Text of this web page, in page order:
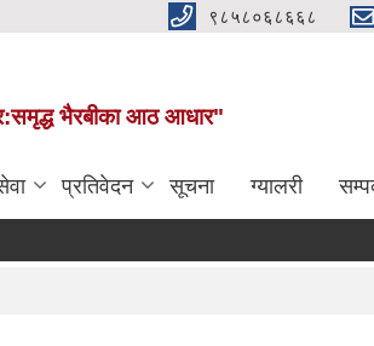
९८५८०६८६६८
भैरबीका आठ आधार"
प्रतिवेदन सूचना ग्यालरी